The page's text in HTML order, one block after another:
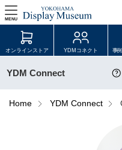
MENU
ログイン・会員登録
オンラインストア YDMコネクト 事
YDM Connect
Home YDM Connect